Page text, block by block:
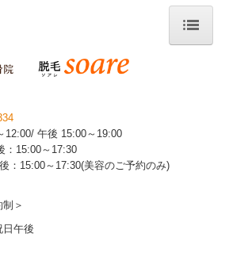
12:00/ 午後 15:00～19:00
～17:30
～17:30(美容のご予約のみ)
制＞
日午後